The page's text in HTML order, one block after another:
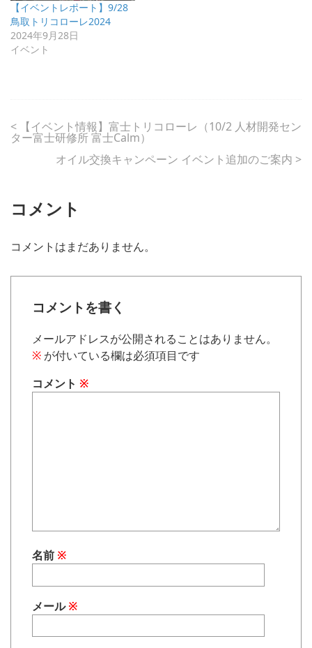
【イベントレポート】9/28
鳥取トリコローレ2024
2024年9月28日
イベント
< 【イベント情報】富士トリコローレ（10/2 人材開発セン
ター富士研修所 富士Calm）
オイル交換キャンペーン イベント追加のご案内 >
コメント
コメントはまだありません。
コメントを書く
メールアドレスが公開されることはありません。
※ が付いている欄は必須項目です
コメント ※
名前 ※
メール※